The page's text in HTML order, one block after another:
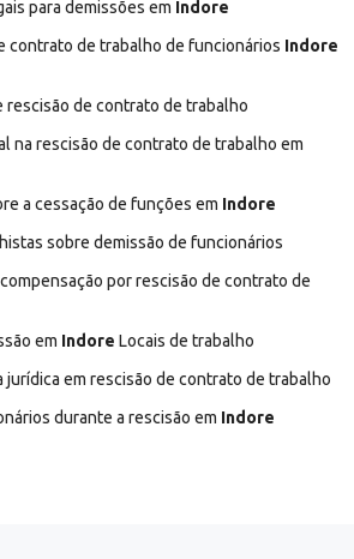
para demissões em Indore
contrato de trabalho de funcionários Indore
rescisão de contrato de trabalho
na rescisão de contrato de trabalho em
a cessação de funções em Indore
sobre demissão de funcionários
por rescisão de contrato de
em Indore Locais de trabalho
jurídica em rescisão de contrato de trabalho
durante a rescisão em Indore